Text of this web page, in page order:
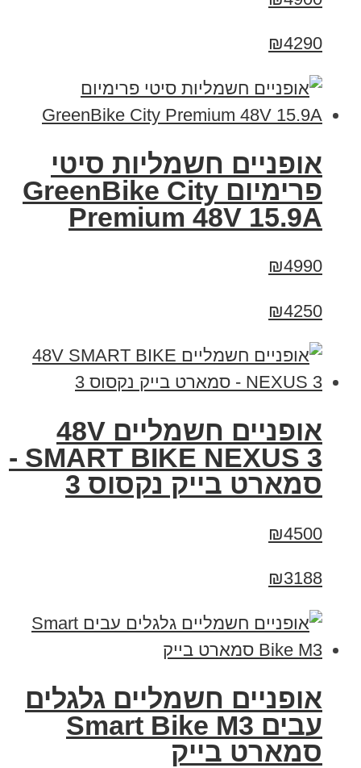
₪4290
אופניים חשמליות סיטי
פרימיום GreenBike City
Premium 48V 15.9A
₪4990
₪4250
אופניים חשמליים 48V
SMART BIKE NEXUS 3 -
סמארט בייק נקסוס 3
₪4500
₪3188
אופניים חשמליים גלגלים
עבים Smart Bike M3
סמארט בייק